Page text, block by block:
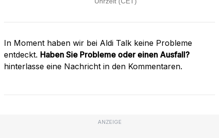
In Moment haben wir bei Aldi Talk keine Probleme
entdeckt. Haben Sie Probleme oder einen Ausfall?
hinterlasse eine Nachricht in den Kommentaren.
ANZEIGE